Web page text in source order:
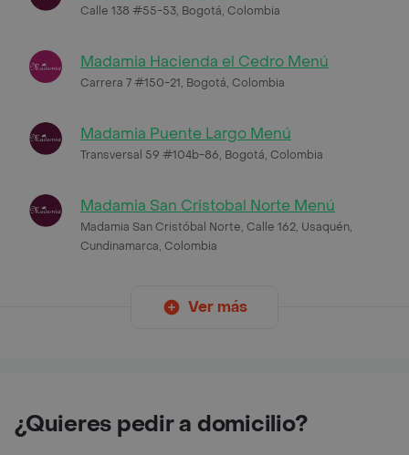
Calle 138 #55-53, Bogotá, Colombia
Madamia Hacienda el Cedro Menú
Carrera 7 #150-21, Bogotá, Colombia
Madamia Puente Largo Menú
Transversal 59 #104b-86, Bogotá, Colombia
Madamia San Cristobal Norte Menú
Madamia San Cristóbal Norte, Calle 162, Usaquén,
Cundinamarca, Colombia
Ver más
¿Quieres pedir a domicilio?